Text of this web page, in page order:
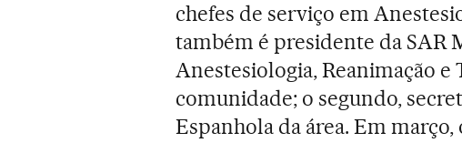
chefes de serviço em
também é presidente da SAR
Anestesiologia, Reanimação e
comunidade; o segundo,
Espanhola da área. Em